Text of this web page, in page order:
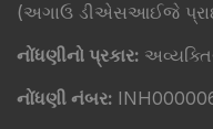
(અગાઉ ડીએસઆઈજે
નોંધણીનો પ્રકાર:
નોંધણી નંબર: